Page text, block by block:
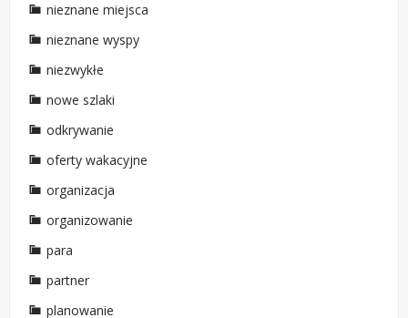
nieznane miejsca
nieznane wyspy
niezwykłe
nowe szlaki
odkrywanie
oferty wakacyjne
organizacja
organizowanie
para
partner
planowanie